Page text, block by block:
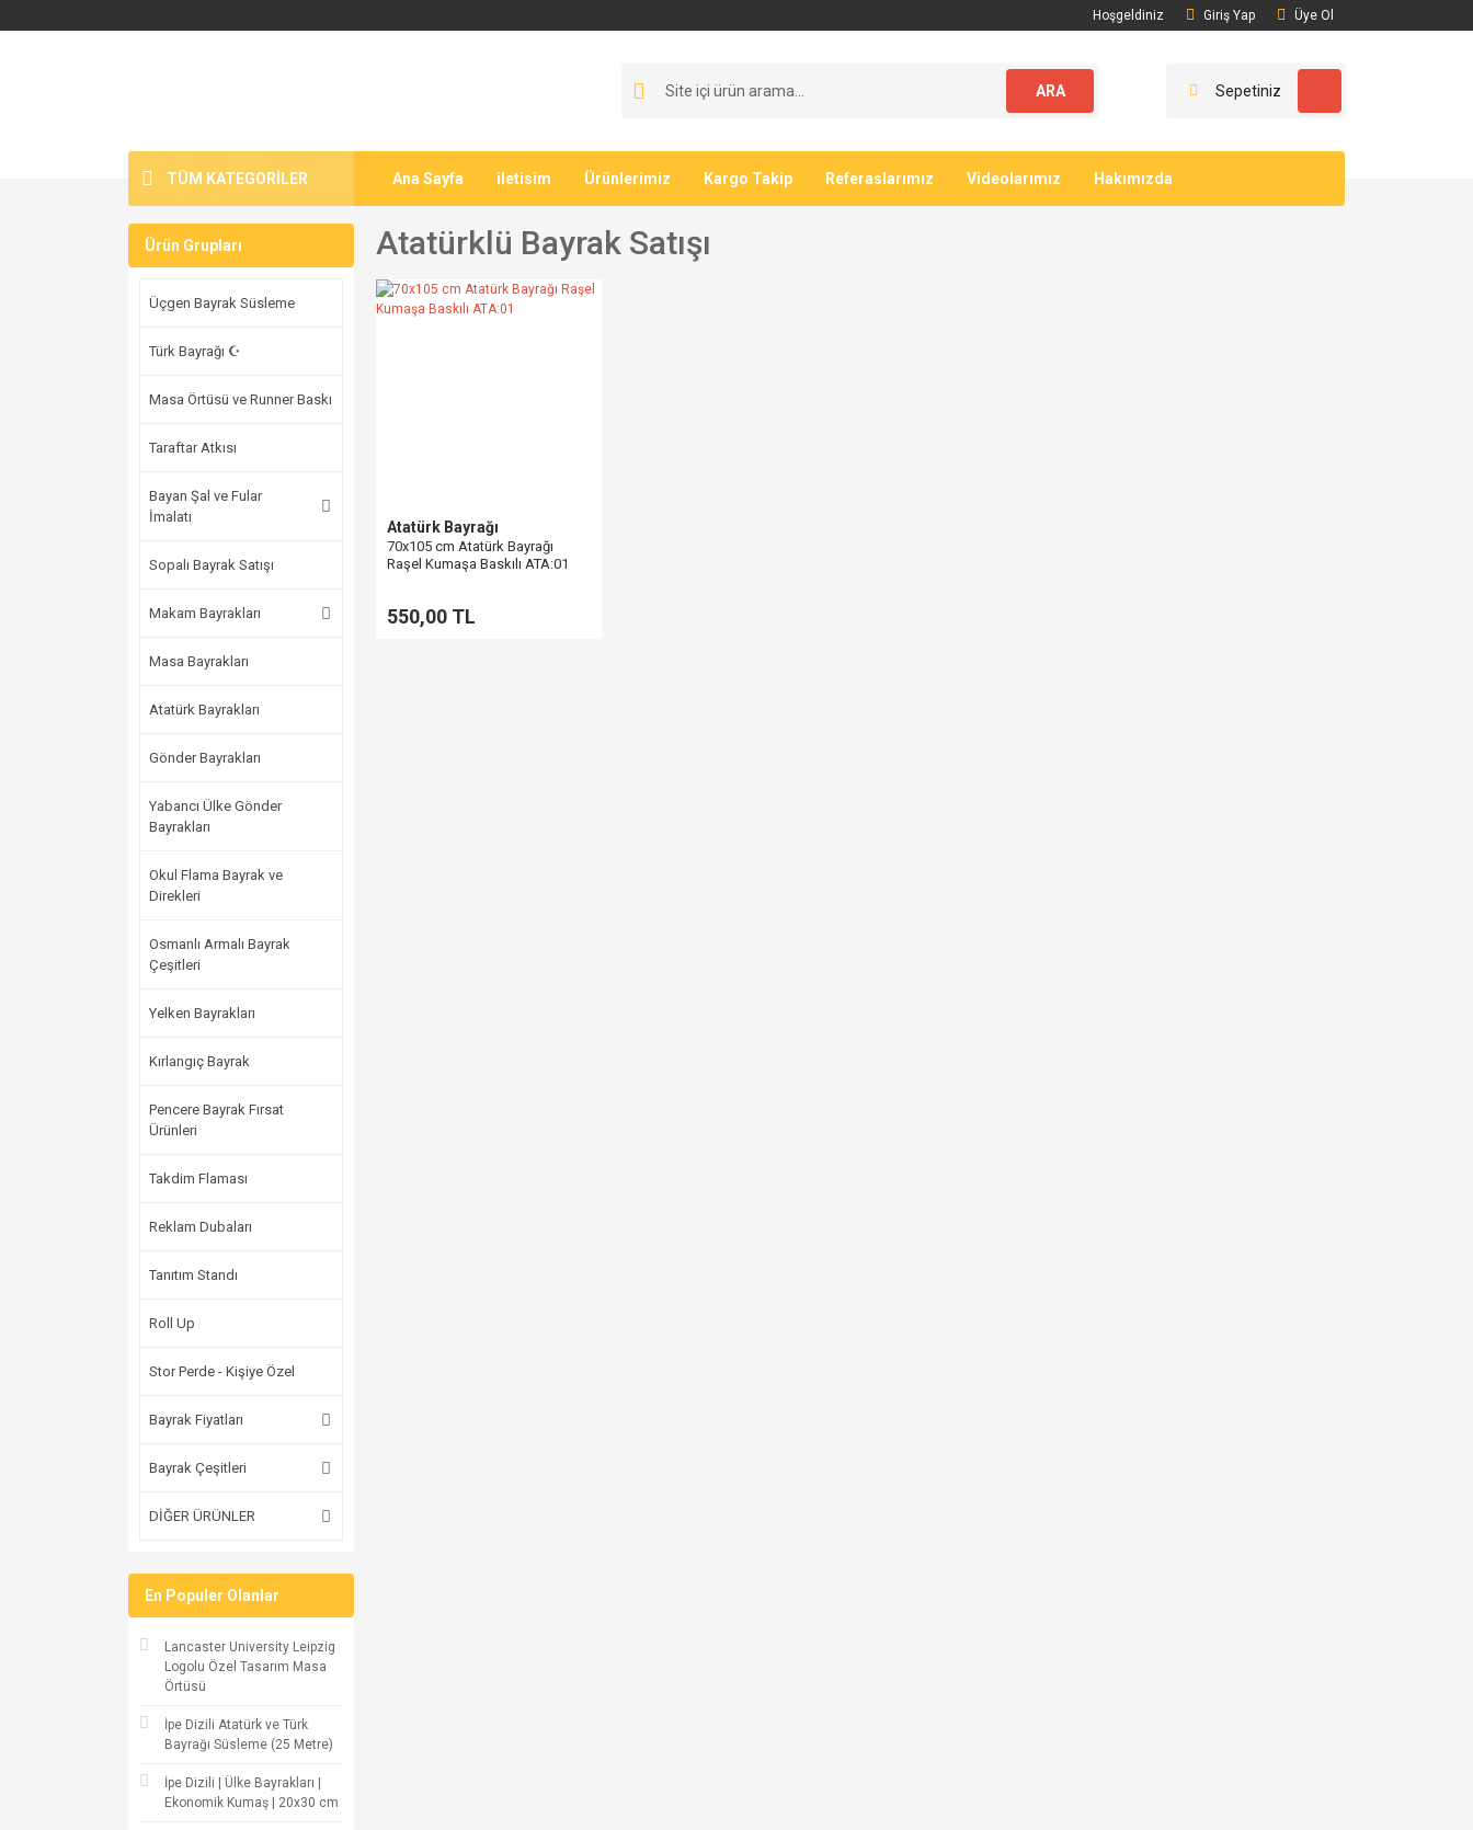
Hoşgeldiniz Giriş Yap Üye Ol
ARA Sepetiniz
TÜM KATEGORİLER Ana Sayfa iletisim Ürünlerimiz Kargo Takip Referaslarımız Videolarımız Hakımızda
Ürün Grupları
Üçgen Bayrak Süsleme
Türk Bayrağı ☪
Masa Örtüsü ve Runner Baskı
Taraftar Atkısı
Bayan Şal ve Fular
İmalatı
Sopalı Bayrak Satışı
Makam Bayrakları
Masa Bayrakları
Atatürk Bayrakları
Gönder Bayrakları
Yabancı Ülke Gönder
Bayrakları
Okul Flama Bayrak ve
Direkleri
Osmanlı Armalı Bayrak
Çeşitleri
Yelken Bayrakları
Kırlangıç Bayrak
Pencere Bayrak Fırsat
Ürünleri
Takdim Flaması
Reklam Dubaları
Tanıtım Standı
Roll Up
Stor Perde - Kişiye Özel
Bayrak Fiyatları
Bayrak Çeşitleri
DİĞER ÜRÜNLER
En Populer Olanlar
Lancaster University Leipzig
Logolu Özel Tasarım Masa
Örtüsü
İpe Dizili Atatürk ve Türk
Bayrağı Süsleme (25 Metre)
İpe Dizili | Ülke Bayrakları |
Ekonomik Kumaş | 20x30 cm
Atatürklü Bayrak Satışı
Atatürk Bayrağı
70x105 cm Atatürk Bayrağı
Raşel Kumaşa Baskılı ATA:01
550,00 TL